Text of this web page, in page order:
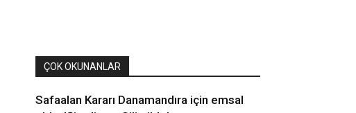
ÇOK OKUNANLAR
Safaalan Kararı Danamandıra için emsal